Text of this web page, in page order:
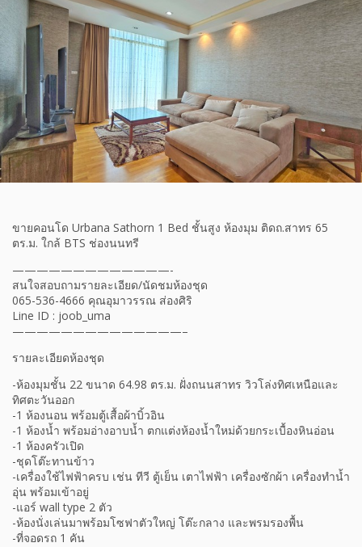
ขายคอนโด Urbana Sathorn 1 Bed ชั้นสูง ห้องมุม ติดถ.สาทร 65
ตร.ม. ใกล้ BTS ช่องนนทรี
—————————————-
สนใจสอบถามรายละเอียด/นัดชมห้องชุด
065-536-4666 คุณอุมาวรรณ ส่องศิริ
Line ID : joob_uma
——————————————–
รายละเอียดห้องชุด
-ห้องมุมชั้น 22 ขนาด 64.98 ตร.ม. ฝั่งถนนสาทร วิวโล่งทิศเหนือและ
ทิศตะวันออก
-1 ห้องนอน พร้อมตู้เสื้อผ้าบิ้วอิน
-1 ห้องน้ำ พร้อมอ่างอาบน้ำ ตกแต่งห้องน้ำใหม่ด้วยกระเบื้องหินอ่อน
-1 ห้องครัวเปิด
-ชุดโต๊ะทานข้าว
-เครื่องใช้ไฟฟ้าครบ เช่น ทีวี ตู้เย็น เตาไฟฟ้า เครื่องซักผ้า เครื่องทำน้ำ
อุ่น พร้อมเข้าอยู่
-แอร์ wall type 2 ตัว
-ห้องนั่งเล่นมาพร้อมโซฟาตัวใหญ่ โต๊ะกลาง และพรมรองพื้น
-ที่จอดรถ 1 คัน